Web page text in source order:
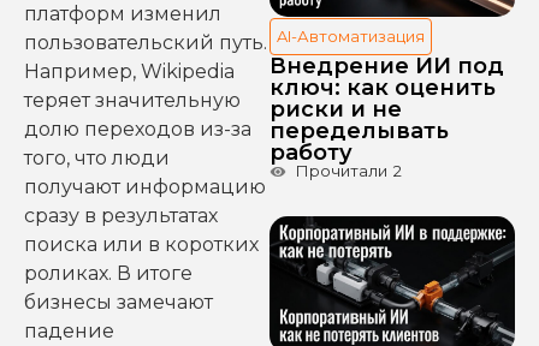
платформ изменил
пользовательский путь.
Например, Wikipedia
теряет значительную
долю переходов из-за
того, что люди
получают информацию
сразу в результатах
поиска или в коротких
роликах. В итоге
бизнесы замечают
падение
AI-Автоматизация
Внедрение ИИ под
ключ: как оценить
риски и не
переделывать
работу
Прочитали 2